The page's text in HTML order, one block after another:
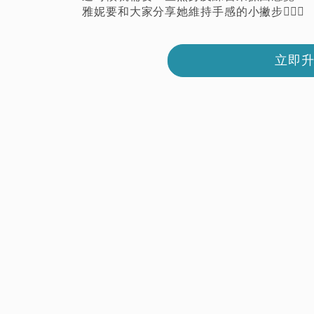
雅妮要和大家分享她維持手感的小撇步🏌🏻‍♀️
立即